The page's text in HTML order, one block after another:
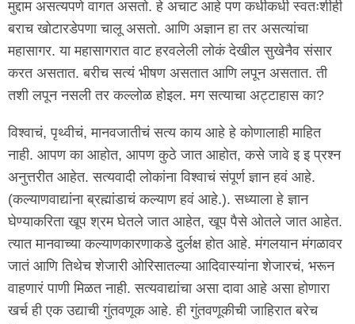
मुद्दाम असत्यपणे वागत असतो. हे अचाट आहे पण कधीकधी स्वतःशीही
बराच खोटारडेपणा चालू असतो. आणि अज्ञान हा तर असत्यांचा
महासागर. या महासागरात वाट हरवलेली लोकं देखील सुखेनैव संसार
करत असतात. बरीच सत्यं भीषण असतात आणि लपून असतात. ती
तशी लपून नसली तर कल्लोळ होइल. मग सत्याचा अट्टाहास का?
विश्वाचं, पृथ्वीचं, मानवजातीचं सत्य काय आहे हे कोणालाही माहित
नाही. आपण का आहोत, आपण कुठे जात आहोत, कसे जावे इ इ प्रश्न
अनुत्तरीत आहेत. सत्यवादी लोकांना विश्वाचं संपूर्ण ज्ञान हवं आहे.
(कल्याणवाद्यांना ब्रह्मांडाचं कल्याण हवं आहे.). सध्याला हे ज्ञान
घेण्याकरिता खूप श्रम घेतले जात आहेत, खूप पैसे ओतले जात आहेत.
त्यात मानवाच्या कल्याणकारणाकडे दुर्लक्ष होत आहे. मंगलयान मंगळावर
जातं आणि तिथेच शेजारी ओरिसातल्या आदिवास्यांना शेजारचं, भरून
वाहणारं पाणी मिळत नाही. सत्यवाद्यांचा असा दावा आहे असा होणारा
खर्च ही एक उद्याची गुंतवणूक आहे. ही गुंतवणूकीची जाहिरात बरेच